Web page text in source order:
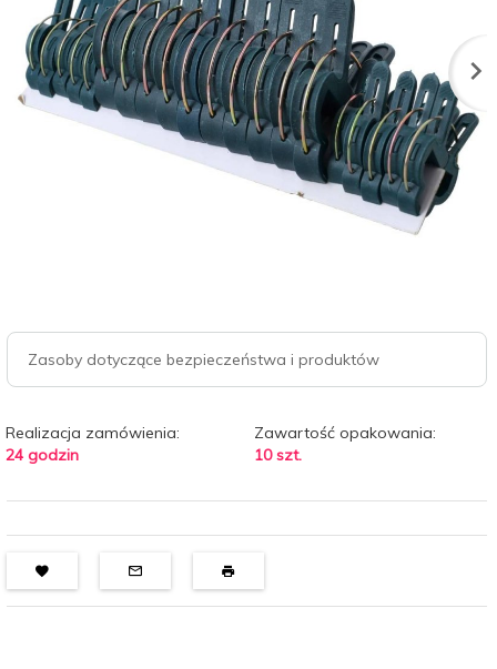
Zasoby dotyczące bezpieczeństwa i produktów
Realizacja zamówienia:
24 godzin
Zawartość opakowania:
10 szt.